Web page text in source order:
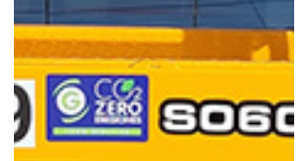
2 m
Longitud:1.64 m
Anchura:0.73 m
Peso:1550 kg
ESPECIFICACIONES TÉCNICAS
Motor:
Eléctrico
Capacidad:230 kg